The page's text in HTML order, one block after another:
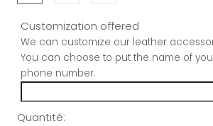
Customization offered
We can customize our leather
You can choose to put the name of
phone number.
Quantité: